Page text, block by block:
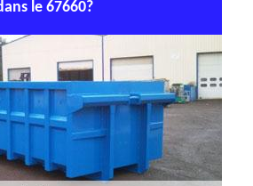
le 67660?